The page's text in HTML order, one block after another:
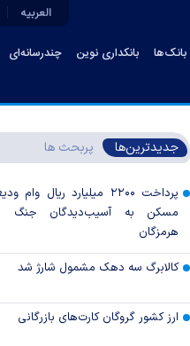
بانک‌ها بانکداری نوین چندرسانه‌ای
العربیه
جدیدترین‌ها پربحث ها
پرداخت ۲۲۰۰ میلیارد ریال وام
مسکن به آسیب‌دیدگان جنگ
هرمزگان
کالابرگ سه دهک مشمول شارژ شد
ارز کشور گروگان کارت‌های بازرگانی